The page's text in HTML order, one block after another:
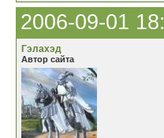
2006-09-01
Гэлахэд
Автор сайта